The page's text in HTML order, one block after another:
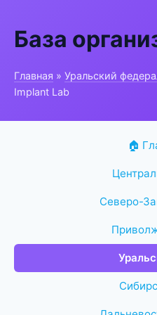
База
Главная » Уральский
Implant Lab
🏠
Северо-